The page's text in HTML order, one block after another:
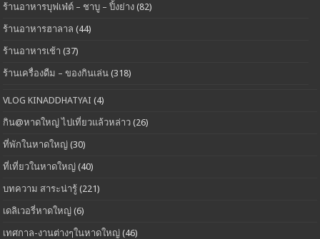
ร้านอาหารบุฟเฟ่ต์ – ชาบู – ปิ้งย่าง (82)
ร้านอาหารฮาลาล (44)
ร้านอาหารเช้า (37)
ร้านเครื่องดืม – ของกินเล่น (318)
VLOG KINADDHATYAI (4)
กิน@หาดใหญ่ ไปเที่ยวแล้วหล่าว (26)
ที่พักในหาดใหญ่ (30)
ที่เที่ยวในหาดใหญ่ (40)
บทความ สาระน่ารู้ (221)
เดลิเวอรี่หาดใหญ่ (6)
เทศกาล-งานต่างๆในหาดใหญ่ (46)